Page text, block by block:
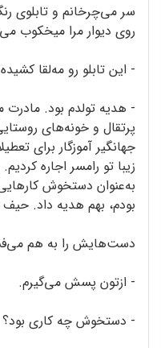
سر می‌چرخانم و تابلوی
روی دیوار مرا میخکوب
- این تابلو رو مه‌لقا
- هدیه تولدم بود.
جهانگیر آموزگار برای
زیبا تو رامسر اجاره
به‌عنوان دستخوش
بودم، بهم هدیه داد.
دست‌‌هایش را به هم
- ازتون پسش می‌گیرم.
- دستخوش چه کاری بود؟